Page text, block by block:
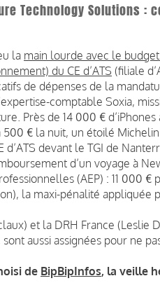
Technology Solutions :
la main lourde avec le
du CE d’ATS (filiale
de dépenses de la
comptable Soxia,
Près de 14 000 €
€ la nuit, un étoilé
d’ATS devant le TGI de
d’un voyage à
(AEP) : 11 000 €
la maxi-pénalité appliquée
et la DRH France
aussi assignées pour ne
de BipBipInfos, la veille